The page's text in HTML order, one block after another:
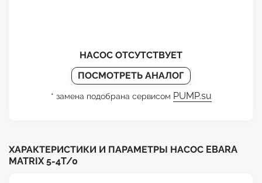
НАСОС ОТСУТСТВУЕТ
ПОСМОТРЕТЬ АНАЛОГ
* замена подобрана сервисом PUMP.su
ХАРАКТЕРИСТИКИ И ПАРАМЕТРЫ НАСОС EBARA
MATRIX 5-4T/0